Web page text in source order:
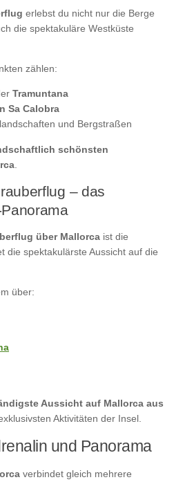
erlebst du nicht nur die Berge
die spektakuläre Westküste
zählen:
Tramuntana
Sa Calobra
und Bergstraßen
schönsten
.
– das
über Mallorca ist die
die spektakulärste Aussicht auf die
über:
Aussicht auf Mallorca aus
Aktivitäten der Insel.
und Panorama
verbindet gleich mehrere